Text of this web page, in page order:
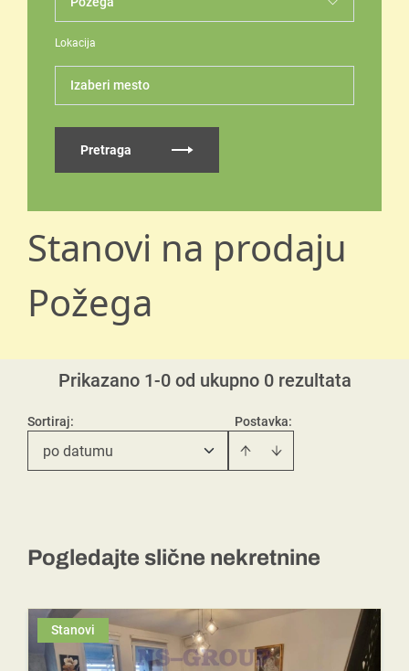
Lokacija
Izaberi mesto
Pretraga
Stanovi na prodaju
Požega
Prikazano 1-0 od ukupno 0 rezultata
Postavka:
Sortiraj:
po datumu
Pogledajte slične nekretnine
Stanovi